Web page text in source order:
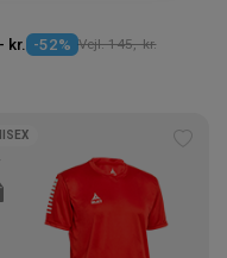
kr. -52% Vejl. 145,- kr.